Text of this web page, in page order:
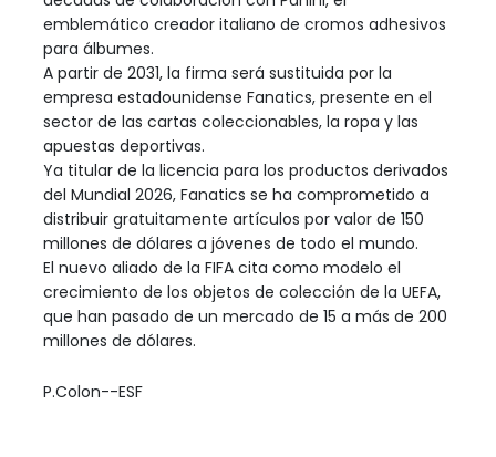
emblemático creador italiano de cromos adhesivos
para álbumes.
A partir de 2031, la firma será sustituida por la
empresa estadounidense Fanatics, presente en el
sector de las cartas coleccionables, la ropa y las
apuestas deportivas.
Ya titular de la licencia para los productos derivados
del Mundial 2026, Fanatics se ha comprometido a
distribuir gratuitamente artículos por valor de 150
millones de dólares a jóvenes de todo el mundo.
El nuevo aliado de la FIFA cita como modelo el
crecimiento de los objetos de colección de la UEFA,
que han pasado de un mercado de 15 a más de 200
millones de dólares.
P.Colon--ESF